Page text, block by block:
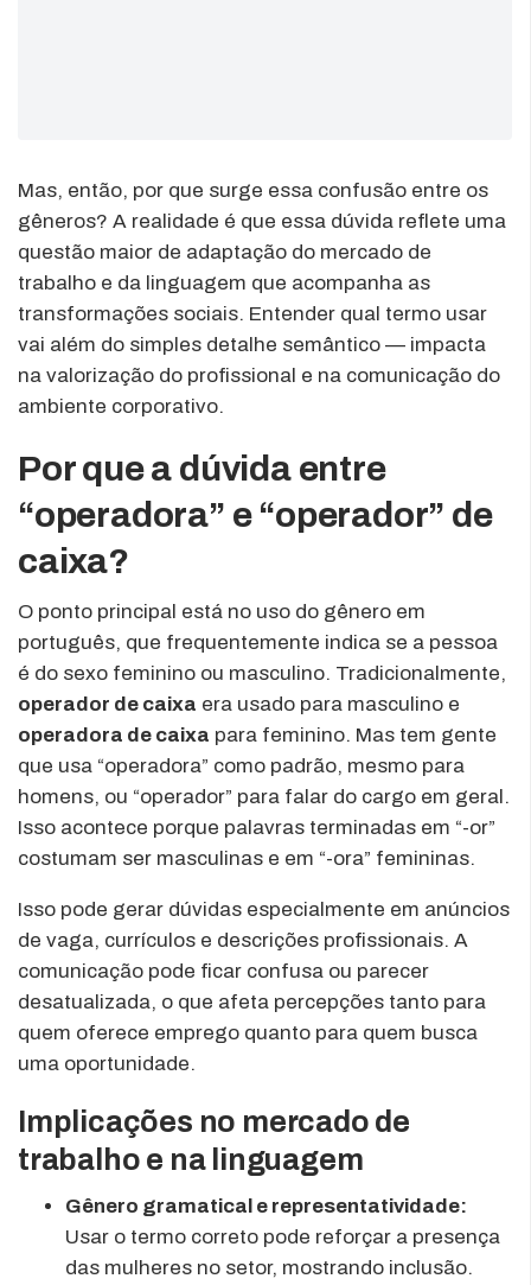
Mas, então, por que surge essa confusão entre os
gêneros? A realidade é que essa dúvida reflete uma
questão maior de adaptação do mercado de
trabalho e da linguagem que acompanha as
transformações sociais. Entender qual termo usar
vai além do simples detalhe semântico — impacta
na valorização do profissional e na comunicação do
ambiente corporativo.
Por que a dúvida entre
“operadora” e “operador” de
caixa?
O ponto principal está no uso do gênero em
português, que frequentemente indica se a pessoa
é do sexo feminino ou masculino. Tradicionalmente,
operador de caixa era usado para masculino e
operadora de caixa para feminino. Mas tem gente
que usa “operadora” como padrão, mesmo para
homens, ou “operador” para falar do cargo em geral.
Isso acontece porque palavras terminadas em “-or”
costumam ser masculinas e em “-ora” femininas.
Isso pode gerar dúvidas especialmente em anúncios
de vaga, currículos e descrições profissionais. A
comunicação pode ficar confusa ou parecer
desatualizada, o que afeta percepções tanto para
quem oferece emprego quanto para quem busca
uma oportunidade.
Implicações no mercado de
trabalho e na linguagem
Gênero gramatical e representatividade:
Usar o termo correto pode reforçar a presença
das mulheres no setor, mostrando inclusão.